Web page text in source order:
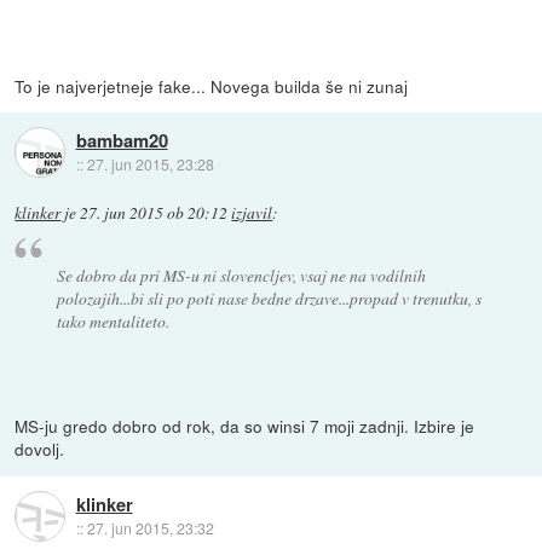
To je najverjetneje fake... Novega builda še ni zunaj
bambam20
::27. jun 2015, 23:28
klinkerje27. jun 2015 ob 20:12 izjavil:
Se dobro da pri MS-u ni slovencljev, vsaj ne na vodilnih
polozajih...bi sli po poti nase bedne drzave...propad v trenutku, s
tako mentaliteto.
MS-ju gredo dobro od rok, da so winsi 7 moji zadnji. Izbire je
dovolj.
klinker
::27. jun 2015, 23:32